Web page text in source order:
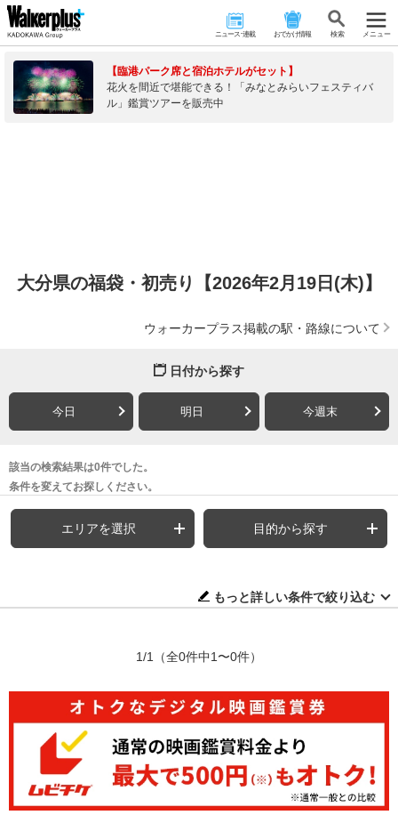
ニュース･連載 おでかけ情報 検 索 メニュー
【臨港パーク席と宿泊ホテルがセット】
花火を間近で堪能できる！「みなとみらいフェスティバ
ル」鑑賞ツアーを販売中
大分県の福袋・初売り【2026年2月19日(木)】
ウォーカープラス掲載の駅・路線について
日付から探す
今日 明日 今週末
該当の検索結果は0件でした。
条件を変えてお探しください。
エリアを選択 目的から探す
もっと詳しい条件で絞り込む
1/1 （全0件中1〜0件）